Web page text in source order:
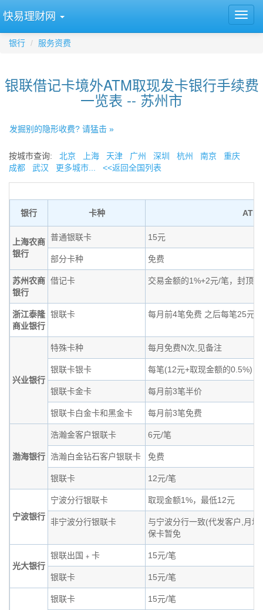
快易理财网
银行 服务资费
银联借记卡境外ATM取现发卡银行手续费
一览表 -- 苏州市
发掘别的隐形收费? 请猛击 »
按城市查询: 北京 上海 天津 广州 深圳 杭州 南京
重庆
成都
武汉 更多城市... <<返回全国列表
银行 卡种 ATM
上海农商
银行
普通银联卡 15元
部分卡种 免费
苏州农商
银行
借记卡 交易金额的1%+2元/笔，封顶
浙江泰隆
商业银行
银联卡 每月前4笔免费 之后每笔25元
兴业银行
特殊卡种 每月免费N次,见备注
银联卡银卡 每笔(12元+取现金额的0.5%)
银联卡金卡 每月前3笔半价
银联卡白金卡和黑金卡 每月前3笔免费
渤海银行
浩瀚金客户银联卡 6元/笔
浩瀚白金钻石客户银联卡 免费
银联卡 12元/笔
宁波银行
宁波分行银联卡 取现金额1%，最低12元
非宁波分行银联卡
与宁波分行一致(代发客户,月
保卡暂免
光大银行
银联出国﹢卡 15元/笔
银联卡 15元/笔
银联卡 15元/笔